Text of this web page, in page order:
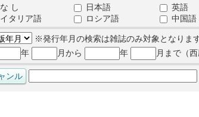
な し 日本語 英語
イタリア語
ロシア語 中国語
※発行年月の検索は雑誌のみ対象となります
年
月から 年 月まで（